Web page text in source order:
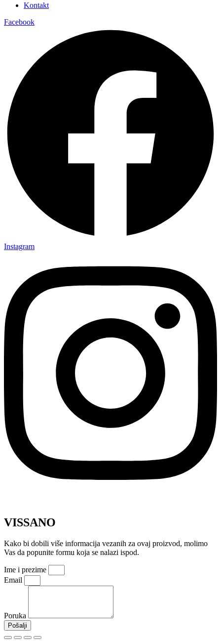
Kontakt
Facebook
Instagram
VISSANO
Kako bi dobili više informacija vezanih za ovaj proizvod, molimo
Vas da popunite formu koja se nalazi ispod.
Ime i prezime
Email
Poruka
Pošalji